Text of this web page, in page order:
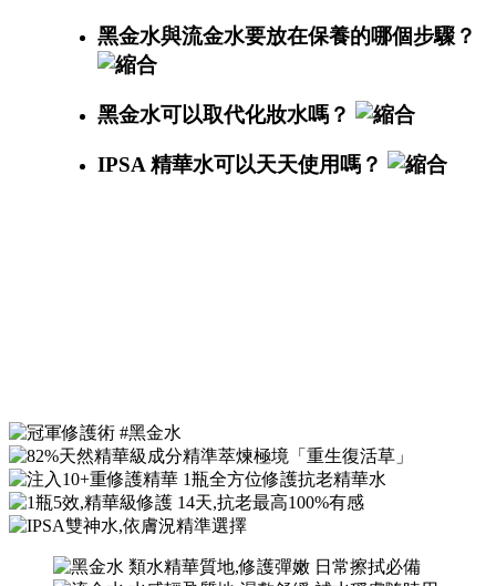
黑金水與流金水要放在保養的哪個步驟？
黑金水可以取代化妝水嗎？
IPSA 精華水可以天天使用嗎？